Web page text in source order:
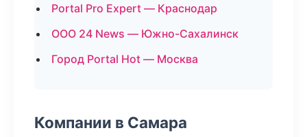
Portal Pro Expert — Краснодар
ООО 24 News — Южно-Сахалинск
Город Portal Hot — Москва
Компании в Самара